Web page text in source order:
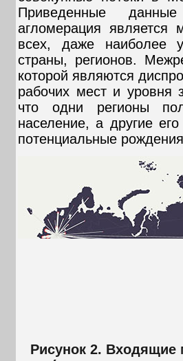
Приведенные
агломерация
всех, даже наиболее
страны, регионов.
которой являются
рабочих мест и уровня
что одни регионы
население, а другие
потенциальные
Рисунок 2. Входящие